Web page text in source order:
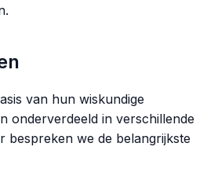
van hun wiskundige
onderverdeeld in verschillende
bespreken we de belangrijkste